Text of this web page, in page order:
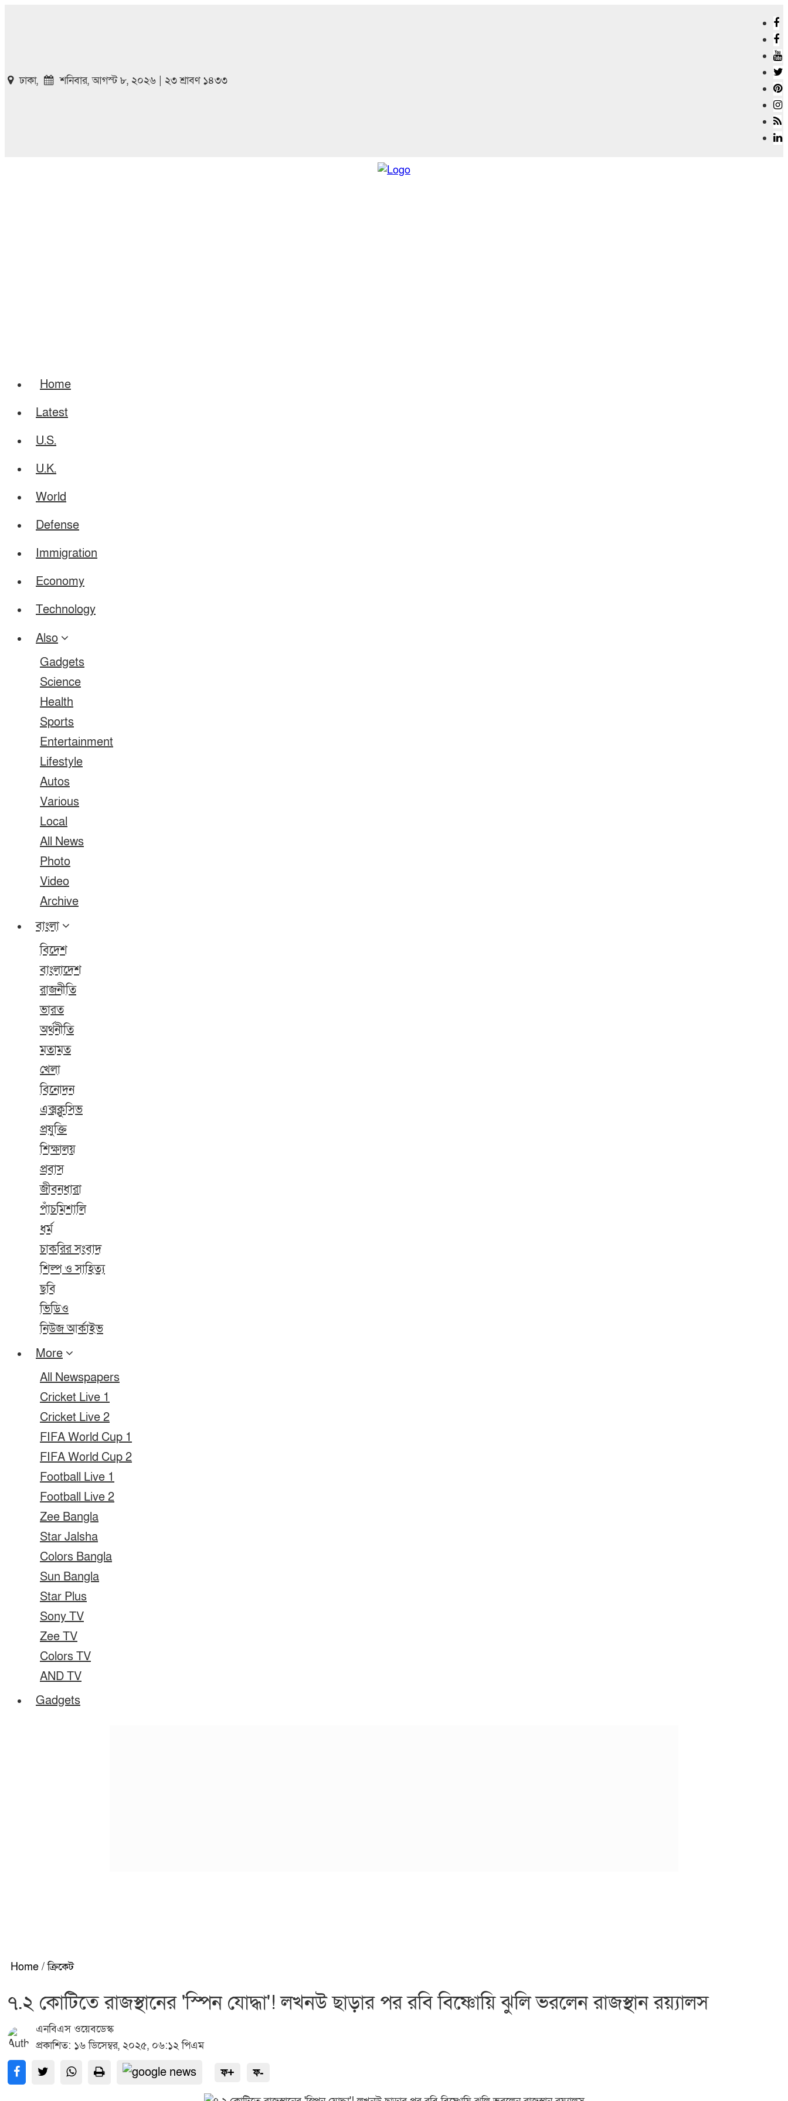
ঢাকা, শনিবার, আগস্ট ৮, ২০২৬ | ২৩ শ্রাবণ ১৪৩৩
Home
Latest
U.S.
U.K.
World
Defense
Immigration
Economy
Technology
Also
Gadgets
Science
Health
Sports
Entertainment
Lifestyle
Autos
Various
Local
All News
Photo
Video
Archive
বাংলা
বিদেশ
বাংলাদেশ
রাজনীতি
ভারত
অর্থনীতি
মতামত
খেলা
বিনোদন
এক্সক্লুসিভ
প্রযুক্তি
শিক্ষালয়
প্রবাস
জীবনধারা
পাঁচমিশালি
ধর্ম
চাকরির সংবাদ
শিল্প ও সাহিত্য
ছবি
ভিডিও
নিউজ আর্কাইভ
More
All Newspapers
Cricket Live 1
Cricket Live 2
FIFA World Cup 1
FIFA World Cup 2
Football Live 1
Football Live 2
Zee Bangla
Star Jalsha
Colors Bangla
Sun Bangla
Star Plus
Sony TV
Zee TV
Colors TV
AND TV
Gadgets
Home / ক্রিকেট
৭.২ কোটিতে রাজস্থানের 'স্পিন যোদ্ধা'! লখনউ ছাড়ার পর রবি বিষ্ণোয়ি ঝুলি ভরলেন রাজস্থান রয়্যালস
এনবিএস ওয়েবডেস্ক
প্রকাশিত: ১৬ ডিসেম্বর, ২০২৫, ০৬:১২ পিএম
ফ+ ফ-